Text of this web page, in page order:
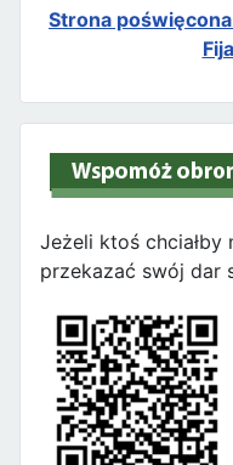
Strona
Jeżeli ktoś chciałby
przekazać swój dar